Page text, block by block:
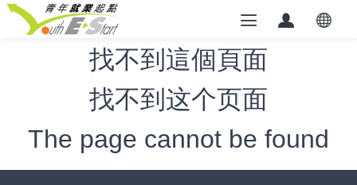
找不到這個頁面
找不到这个页面
The page cannot be found